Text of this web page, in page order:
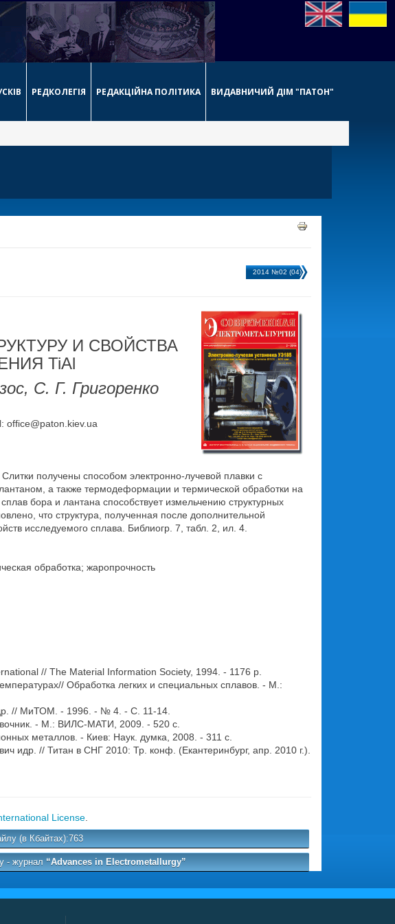
РЕДКОЛЕГІЯ РЕДАКЦІЙНА ПОЛІТИКА ВИДАВНИЧИЙ ДІМ "ПАТОН"
2014 №02 (04)
И СВОЙСТВА
TiAl
С. Г. Григоренко
office@paton.kiev.ua
получены способом электронно-лучевой плавки с
а также термодеформации и термической обработки на
бора и лантана способствует измельчению структурных
что структура, полученная после дополнительной
исследуемого сплава. Библиогр. 7, табл. 2, ил. 4.
обработка; жаропрочность
// The Material Information Society, 1994. - 1176 p.
Обработка легких и специальных сплавов. - М.:
// МиТОМ. - 1996. - № 4. - С. 11-14.
- М.: ВИЛС-МАТИ, 2009. - 520 с.
металлов. - Киев: Наук. думка, 2008. - 311 с.
идр. // Титан в СНГ 2010: Тр. конф. (Екантеринбург, апр. 2010 г.).
License
(в Кбайтах):763
- журнал “Advances in Electrometallurgy”